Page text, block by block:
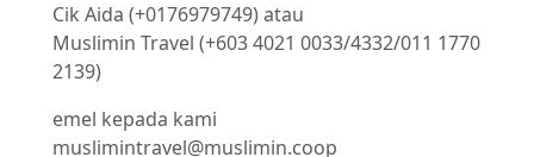
Cik Aida (+0176979749) atau
Muslimin Travel (+603 4021 0033/4332/011 1770
2139)
emel kepada kami
muslimintravel@muslimin.coop